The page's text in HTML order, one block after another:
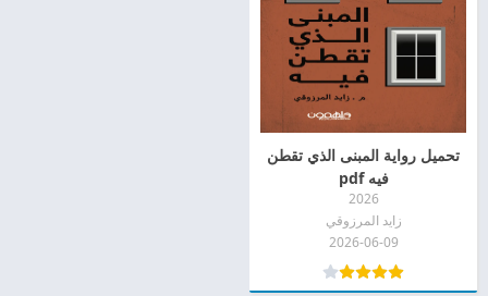
تحميل رواية المبنى الذي تقطن
فيه pdf
2026
زايد المرزوقي
2026-06-09